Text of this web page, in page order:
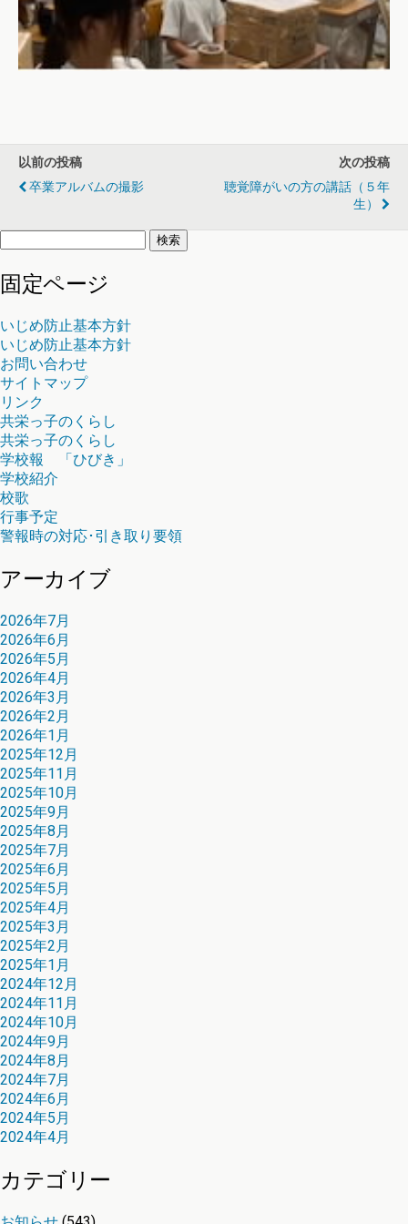
以前の投稿
卒業アルバムの撮影
次の投稿
聴覚障がいの方の講話（５年
生）
検
固定ページ
いじめ防止基本方針
いじめ防止基本方針
お問い合わせ
サイトマップ
リンク
共栄っ子のくらし
共栄っ子のくらし
学校報 「ひびき」
学校紹介
校歌
行事予定
警報時の対応･引き取り要領
アーカイブ
2026年7月
2026年6月
2026年5月
2026年4月
2026年3月
2026年2月
2026年1月
2025年12月
2025年11月
2025年10月
2025年9月
2025年8月
2025年7月
2025年6月
2025年5月
2025年4月
2025年3月
2025年2月
2025年1月
2024年12月
2024年11月
2024年10月
2024年9月
2024年8月
2024年7月
2024年6月
2024年5月
2024年4月
カテゴリー